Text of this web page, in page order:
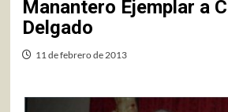
Manantero Ejemplar a
Delgado
11 de febrero de 2013